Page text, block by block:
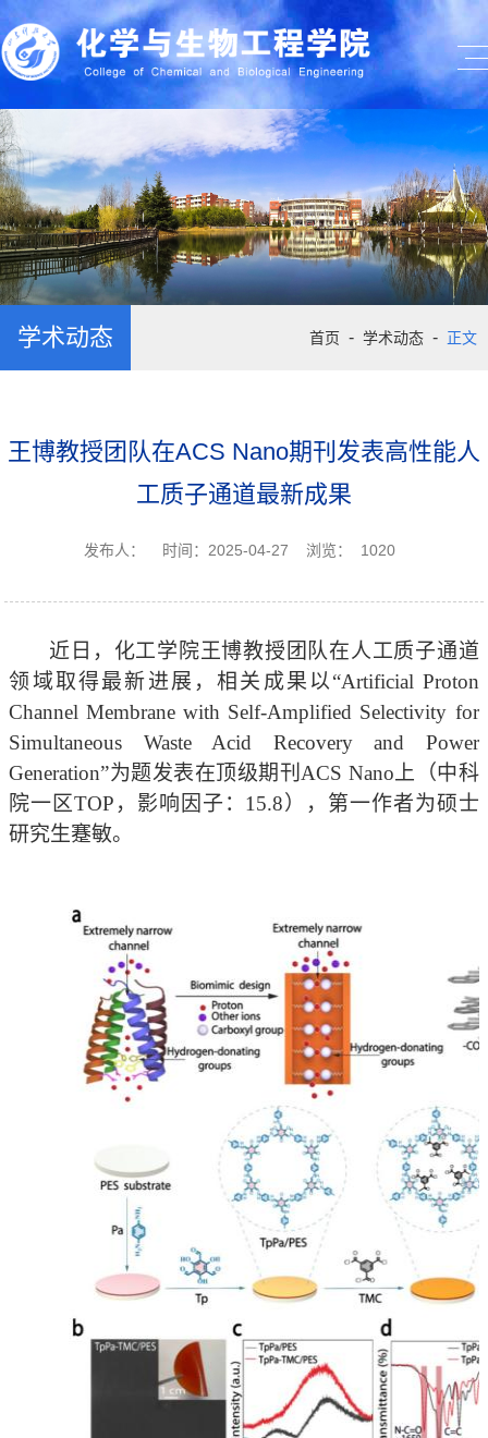
学术动态 首页 - 学术动态 - 正文
王博教授团队在ACS Nano期刊发表高性能人
工质子通道最新成果
发布人： 时间：2025-04-27 浏览： 1020
近日，化工学院王博教授团队在人工质子通道
领域取得最新进展，相关成果以“Artificial Proton
Channel Membrane with Self-Amplified Selectivity for
Simultaneous Waste Acid Recovery and Power
Generation”为题发表在顶级期刊ACS Nano上（中科
院一区TOP，影响因子：15.8），第一作者为硕士
研究生蹇敏。